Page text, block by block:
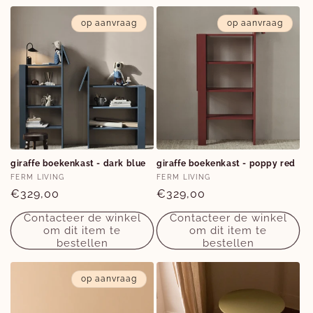
op aanvraag
giraffe boekenkast - dark blue
Verkoper:
FERM LIVING
Normale
prijs
€329,00
Contacteer de winkel
om dit item te
bestellen
op aanvraag
giraffe boekenkast - poppy red
Verkoper:
FERM LIVING
Normale
prijs
€329,00
Contacteer de winkel
om dit item te
bestellen
op aanvraag